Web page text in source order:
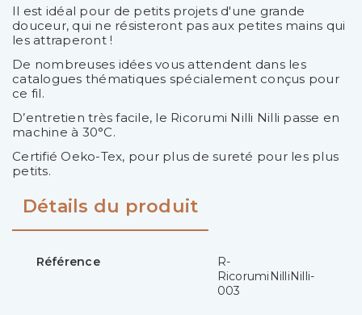
Il est idéal pour de petits projets d'une grande
douceur, qui ne résisteront pas aux petites mains qui
les attraperont !
De nombreuses idées vous attendent dans les
catalogues thématiques spécialement conçus pour
ce fil.
D’entretien très facile, le Ricorumi Nilli Nilli passe en
machine à 30°C.
Certifié Oeko-Tex, pour plus de sureté pour les plus
petits.
Détails du produit
Référence
R-
RicorumiNilliNilli-
003